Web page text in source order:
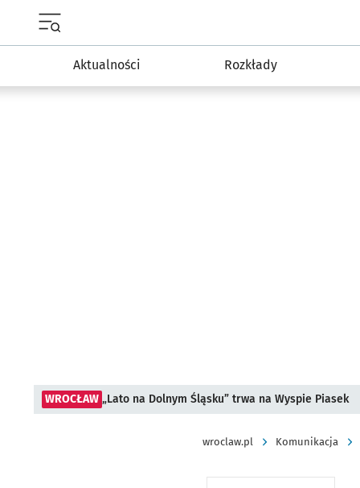
Aktualności Rozkłady
WROCŁAW „Lato na Dolnym Śląsku” trwa na Wyspie Piasek
wroclaw.pl Komunikacja